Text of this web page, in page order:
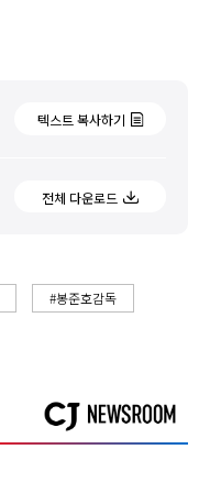
텍스트 복사하기
전체 다운로드
#봉준호감독